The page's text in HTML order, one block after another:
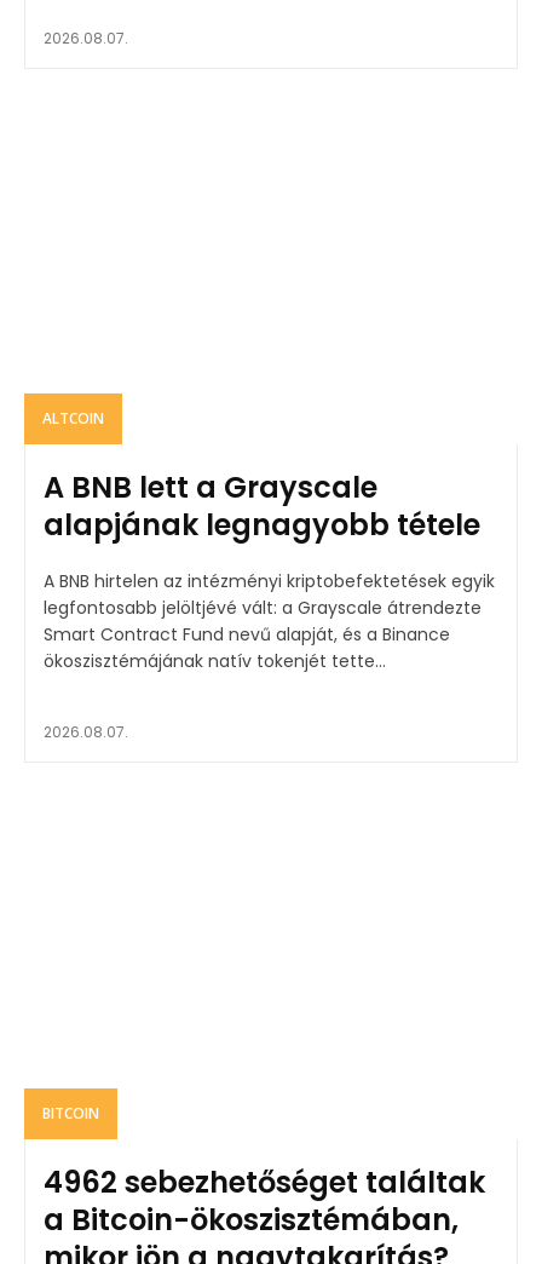
2026.08.07.
ALTCOIN
A BNB lett a Grayscale
alapjának legnagyobb tétele
A BNB hirtelen az intézményi kriptobefektetések egyik
legfontosabb jelöltjévé vált: a Grayscale átrendezte
Smart Contract Fund nevű alapját, és a Binance
ökoszisztémájának natív tokenjét tette...
2026.08.07.
BITCOIN
4962 sebezhetőséget találtak
a Bitcoin-ökoszisztémában,